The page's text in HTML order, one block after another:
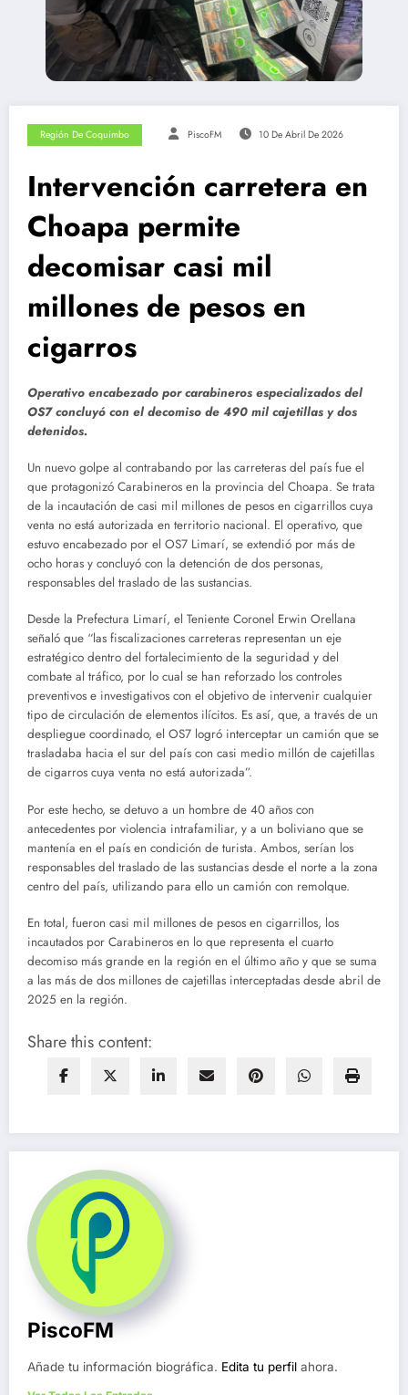
Región De Coquimbo PiscoFM 10 De Abril De 2026
Intervención carretera en
Choapa permite
decomisar casi mil
millones de pesos en
cigarros
Operativo encabezado por carabineros especializados del
OS7 concluyó con el decomiso de 490 mil cajetillas y dos
detenidos.
Un nuevo golpe al contrabando por las carreteras del país fue el
que protagonizó Carabineros en la provincia del Choapa. Se trata
de la incautación de casi mil millones de pesos en cigarrillos cuya
venta no está autorizada en territorio nacional. El operativo, que
estuvo encabezado por el OS7 Limarí, se extendió por más de
ocho horas y concluyó con la detención de dos personas,
responsables del traslado de las sustancias.
Desde la Prefectura Limarí, el Teniente Coronel Erwin Orellana
señaló que “las fiscalizaciones carreteras representan un eje
estratégico dentro del fortalecimiento de la seguridad y del
combate al tráfico, por lo cual se han reforzado los controles
preventivos e investigativos con el objetivo de intervenir cualquier
tipo de circulación de elementos ilícitos. Es así, que, a través de un
despliegue coordinado, el OS7 logró interceptar un camión que se
trasladaba hacia el sur del país con casi medio millón de cajetillas
de cigarros cuya venta no está autorizada”.
Por este hecho, se detuvo a un hombre de 40 años con
antecedentes por violencia intrafamiliar, y a un boliviano que se
mantenía en el país en condición de turista. Ambos, serían los
responsables del traslado de las sustancias desde el norte a la zona
centro del país, utilizando para ello un camión con remolque.
En total, fueron casi mil millones de pesos en cigarrillos, los
incautados por Carabineros en lo que representa el cuarto
decomiso más grande en la región en el último año y que se suma
a las más de dos millones de cajetillas interceptadas desde abril de
2025 en la región.
Share this content:
PiscoFM
Añade tu información biográfica. Edita tu perfil ahora.